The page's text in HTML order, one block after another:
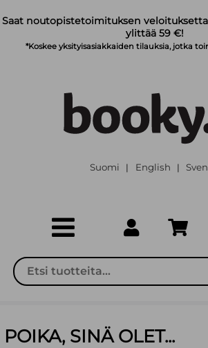
Saat noutopistetoimituksen
ylittää 59 €!
*Koskee yksityisasiakkaiden tilauksia, jotka
Suomi | English |
POIKA, SINÄ OLET...